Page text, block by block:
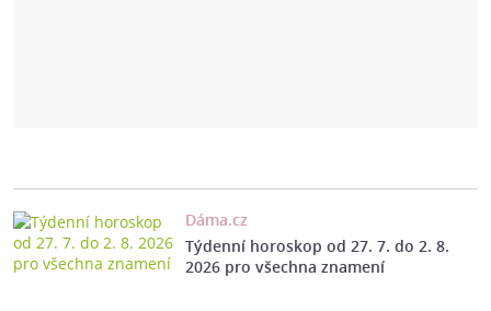
Dáma.cz
Týdenní horoskop od 27. 7. do 2. 8.
2026 pro všechna znamení